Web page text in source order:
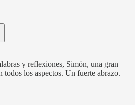
y reflexiones, Simón, una gran
todos los aspectos. Un fuerte abrazo.